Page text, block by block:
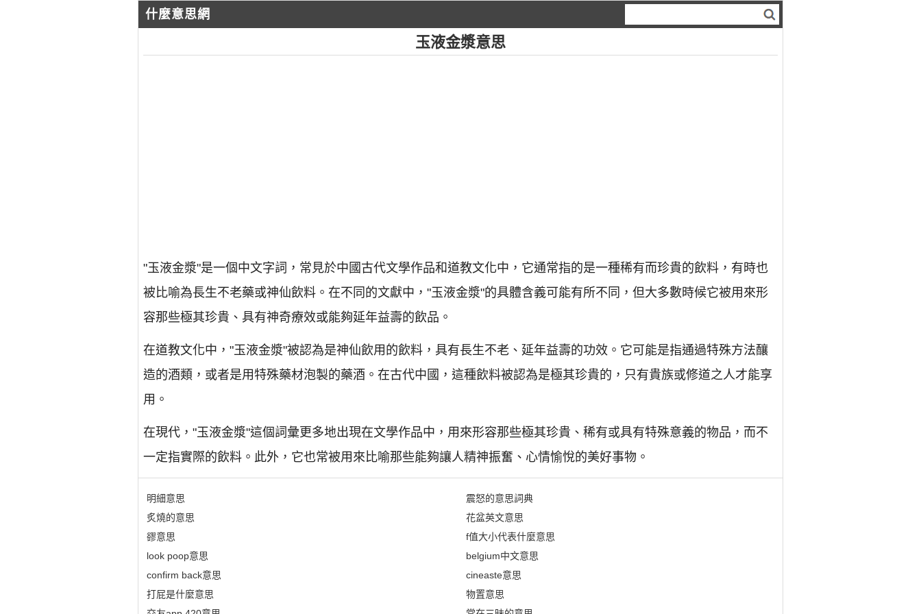
什麼意思網
玉液金漿意思
"玉液金漿"是一個中文字詞，常見於中國古代文學作品和道教文化中，它通常指的是一種稀有而珍貴的飲料，有時也
被比喻為長生不老藥或神仙飲料。在不同的文獻中，"玉液金漿"的具體含義可能有所不同，但大多數時候它被用來形
容那些極其珍貴、具有神奇療效或能夠延年益壽的飲品。
在道教文化中，"玉液金漿"被認為是神仙飲用的飲料，具有長生不老、延年益壽的功效。它可能是指通過特殊方法釀
造的酒類，或者是用特殊藥材泡製的藥酒。在古代中國，這種飲料被認為是極其珍貴的，只有貴族或修道之人才能享
用。
在現代，"玉液金漿"這個詞彙更多地出現在文學作品中，用來形容那些極其珍貴、稀有或具有特殊意義的物品，而不
一定指實際的飲料。此外，它也常被用來比喻那些能夠讓人精神振奮、心情愉悅的美好事物。
明細意思
炙燒的意思
豂意思
look poop意思
confirm back意思
打屁是什麼意思
震怒的意思詞典
花盆英文意思
f值大小代表什麼意思
belgium中文意思
cineaste意思
物置意思